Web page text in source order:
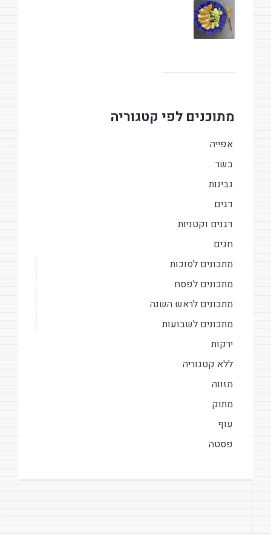
מתוכנים לפי קטגוריה
אפייה
בשר
גבינות
דגים
דגנים וקטניות
חגים
מתכונים לסוכות
מתכונים לפסח
מתכונים לראש השנה
מתכונים לשבועות
ירקות
ללא קטגוריה
מזווה
מתוק
עוף
פסטה